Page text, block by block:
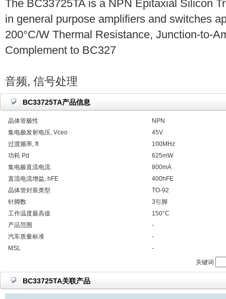
The BC33725TA is a NPN Epitaxial Silicon
in general purpose amplifiers and switches
200°C/W Thermal Resistance, Junction-to-
Complement to BC327
音频, 信号处理
BC33725TA产品信息
晶体管极性
NPN
集电极发射电压, Vceo
45V
过渡频率, ft
100MHz
功耗 Pd
625mW
集电极直流电流
800mA
直流电流增益, hFE
400hFE
晶体管封装类型
TO-92
针脚数
3引脚
工作温度最高值
150°C
产品范围
-
汽车质量标准
-
MSL
-
关键词
BC33725TA关联产品